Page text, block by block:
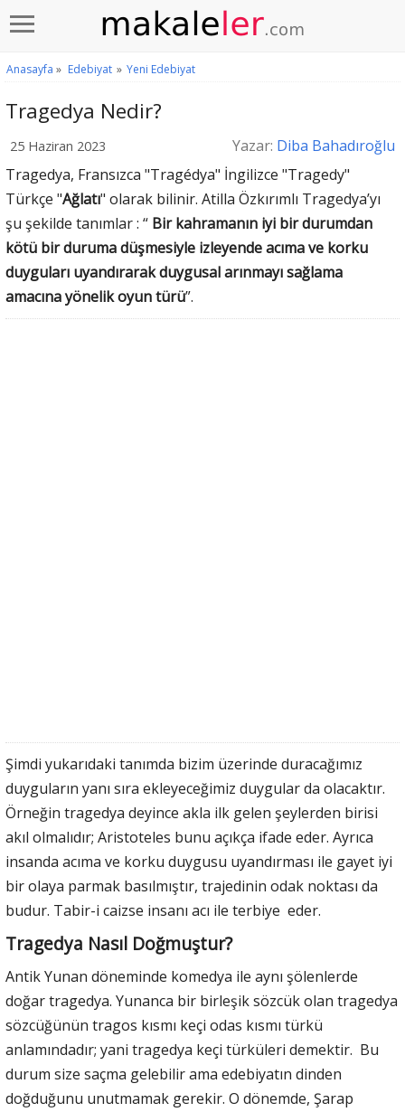
Anasayfa » Edebiyat » Yeni Edebiyat
Tragedya Nedir?
25 Haziran 2023 Yazar: Diba Bahadıroğlu
Tragedya, Fransızca "Tragédya" İngilizce "Tragedy"
Türkçe "Ağlatı" olarak bilinir. Atilla Özkırımlı Tragedya’yı
şu şekilde tanımlar : “ Bir kahramanın iyi bir durumdan
kötü bir duruma düşmesiyle izleyende acıma ve korku
duyguları uyandırarak duygusal arınmayı sağlama
amacına yönelik oyun türü”.
Şimdi yukarıdaki tanımda bizim üzerinde duracağımız
duyguların yanı sıra ekleyeceğimiz duygular da olacaktır.
Örneğin tragedya deyince akla ilk gelen şeylerden birisi
akıl olmalıdır; Aristoteles bunu açıkça ifade eder. Ayrıca
insanda acıma ve korku duygusu uyandırması ile gayet iyi
bir olaya parmak basılmıştır, trajedinin odak noktası da
budur. Tabir-i caizse insanı acı ile terbiye eder.
Tragedya Nasıl Doğmuştur?
Antik Yunan döneminde komedya ile aynı şölenlerde
doğar tragedya. Yunanca bir birleşik sözcük olan tragedya
sözcüğünün tragos kısmı keçi odas kısmı türkü
anlamındadır; yani tragedya keçi türküleri demektir. Bu
durum size saçma gelebilir ama edebiyatın dinden
doğduğunu unutmamak gerekir. O dönemde, Şarap